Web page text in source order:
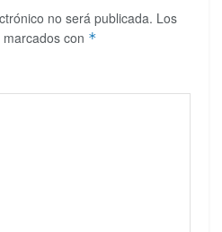
no será publicada. Los
con *